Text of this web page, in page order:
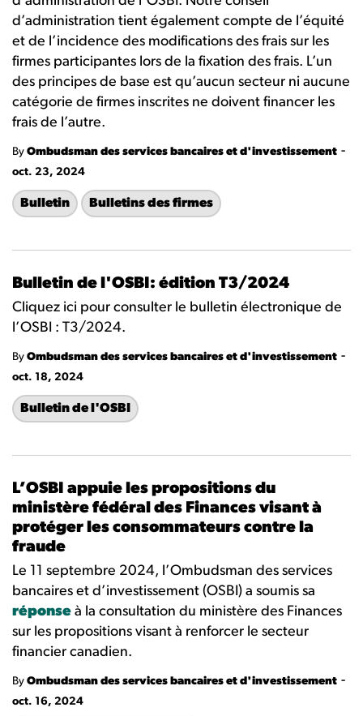
d’administration tient également compte de l’équité
et de l’incidence des modifications des frais sur les
firmes participantes lors de la fixation des frais. L’un
des principes de base est qu’aucun secteur ni aucune
catégorie de firmes inscrites ne doivent financer les
frais de l’autre.
By Ombudsman des services bancaires et d'investissement -
oct. 23, 2024
Bulletin Bulletins des firmes
Bulletin de l'OSBI: édition T3/2024
Cliquez ici pour consulter le bulletin électronique de
l’OSBI : T3/2024.
By Ombudsman des services bancaires et d'investissement -
oct. 18, 2024
Bulletin de l'OSBI
L’OSBI appuie les propositions du
ministère fédéral des Finances visant à
protéger les consommateurs contre la
fraude
Le 11 septembre 2024, l’Ombudsman des services
bancaires et d’investissement (OSBI) a soumis sa
réponse à la consultation du ministère des Finances
sur les propositions visant à renforcer le secteur
financier canadien.
By Ombudsman des services bancaires et d'investissement -
oct. 16, 2024